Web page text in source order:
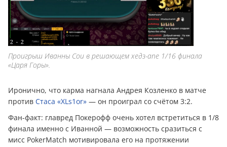
Проигрыш Иванны Сои в решающем хедз-апе 1/16 финала
«Царя Горы».
Иронично, что карма нагнала Андрея Козленко в матче
против Стаса «XLs1or» — он проиграл со счётом 3:2.
Фан-факт: главред Покерофф очень хотел встретиться в 1/8
финала именно с Иванной — возможность сразиться с
мисс PokerMatch мотивировала его на протяжении